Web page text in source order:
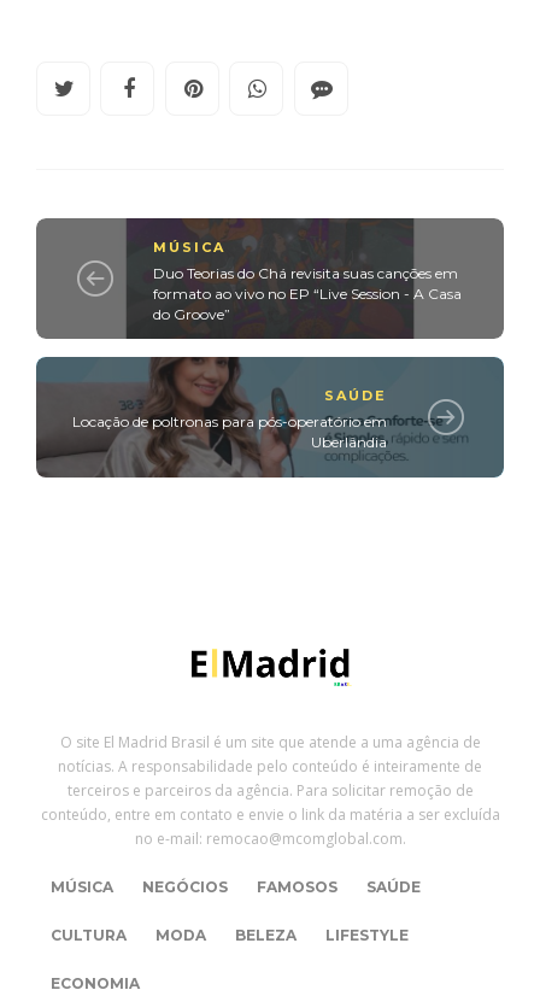
MÚSICA
Duo Teorias do Chá revisita suas canções em
formato ao vivo no EP “Live Session - A Casa
do Groove”
SAÚDE
Locação de poltronas para pós-operatório em
Uberlândia
O site El Madrid Brasil é um site que atende a uma agência de
notícias. A responsabilidade pelo conteúdo é inteiramente de
terceiros e parceiros da agência. Para solicitar remoção de
conteúdo, entre em contato e envie o link da matéria a ser excluída
no e-mail: remocao@mcomglobal.com.
MÚSICA NEGÓCIOS FAMOSOS SAÚDE
CULTURA MODA BELEZA LIFESTYLE
ECONOMIA